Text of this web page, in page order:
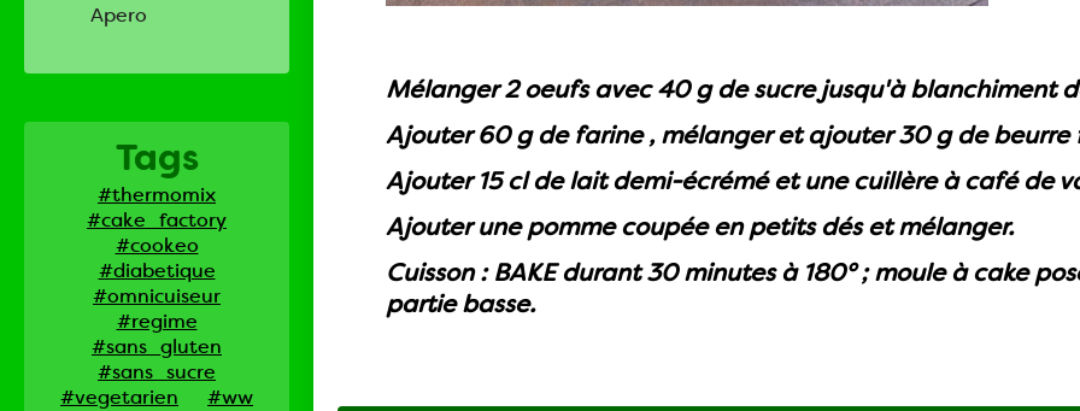
Apero
Tags
#thermomix
#cake_factory
#cookeo
#diabetique
#omnicuiseur
#regime
#sans_gluten
#sans_sucre
#vegetarien
#ww
Mélanger 2 oeufs avec 40 g de sucre jusqu'à blanchiment
Ajouter 60 g de farine , mélanger et ajouter 30 g de beurre
Ajouter 15 cl de lait demi-écrémé et une cuillère à café de
Ajouter une pomme coupée en petits dés et mélanger.
Cuisson : BAKE durant 30 minutes à 180° ; moule à cake
partie basse.